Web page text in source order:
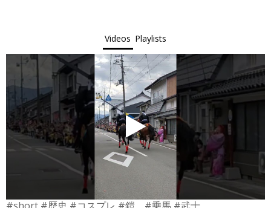
Videos Playlists